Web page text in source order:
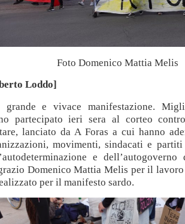
Foto Domenico Mattia Melis
Loddo]
grande e vivace manifestazione.
partecipato ieri sera al corteo
lanciato da A Foras a cui hanno
movimenti, sindacati e
e dell’autogoverno
Domenico Mattia Melis per il
per il manifesto sardo.